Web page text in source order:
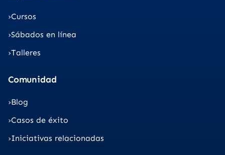
Cursos
Sábados en línea
Talleres
Comunidad
Blog
Casos de éxito
Iniciativas relacionadas